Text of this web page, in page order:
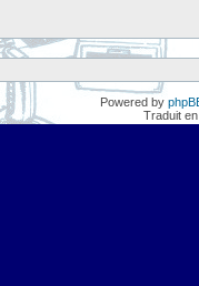
Powered by
Traduit